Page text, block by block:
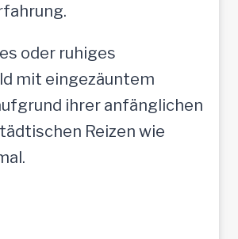
oder ruhiges
mit eingezäuntem
ihrer anfänglichen
Reizen wie